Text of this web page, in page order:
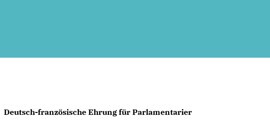
Deutsch-französische Ehrung für Parlamentarier